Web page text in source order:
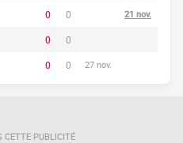
0 0 21 nov.
0
0
0 0 27 nov.
CETTE PUBLICITÉ